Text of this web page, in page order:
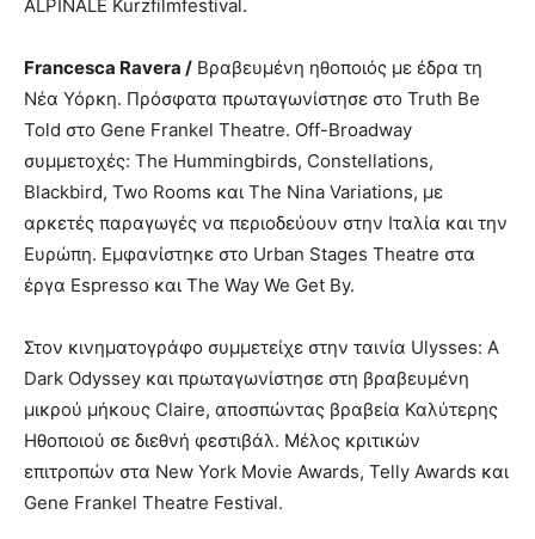
ALPINALE Kurzfilmfestival.
Francesca Ravera / Βραβευμένη ηθοποιός με έδρα τη
Νέα Υόρκη. Πρόσφατα πρωταγωνίστησε στο Truth Be
Told στο Gene Frankel Theatre. Off-Broadway
συμμετοχές: The Hummingbirds, Constellations,
Blackbird, Two Rooms και The Nina Variations, με
αρκετές παραγωγές να περιοδεύουν στην Ιταλία και την
Ευρώπη. Εμφανίστηκε στο Urban Stages Theatre στα
έργα Espresso και The Way We Get By.
Στον κινηματογράφο συμμετείχε στην ταινία Ulysses: A
Dark Odyssey και πρωταγωνίστησε στη βραβευμένη
μικρού μήκους Claire, αποσπώντας βραβεία Καλύτερης
Ηθοποιού σε διεθνή φεστιβάλ. Μέλος κριτικών
επιτροπών στα New York Movie Awards, Telly Awards και
Gene Frankel Theatre Festival.